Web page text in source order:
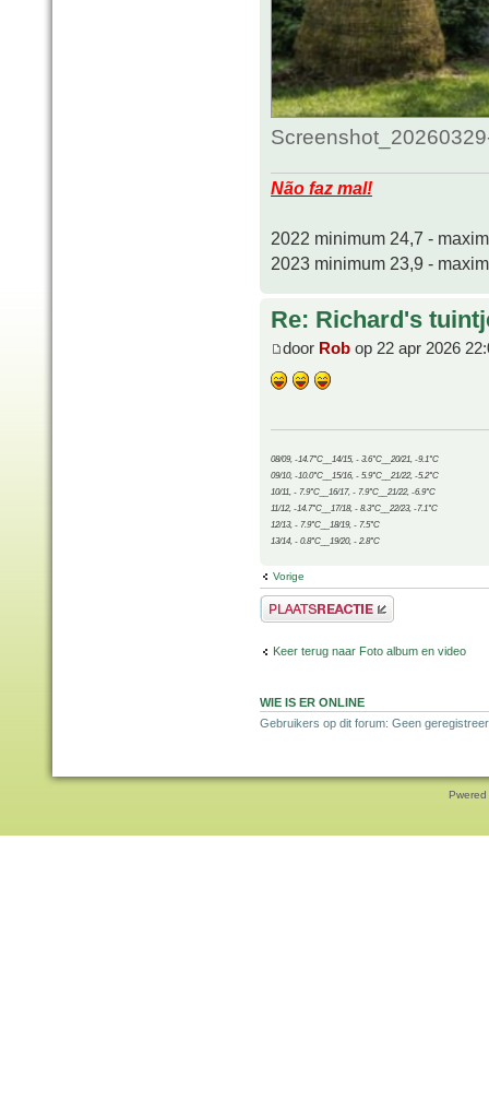
Não faz mal!
2022 minimum 24,7 -
2023 minimum 23,9 -
Re: Richard's
door Rob op 22 apr 2026
08/09, -14.7°C__14/15, - 3.6°C__20/21, -9.1°C
09/10, -10.0°C__15/16, - 5.9°C__21/22, -5.2°C
10/11, - 7.9°C__16/17, - 7.9°C__21/22, -6.9°C
11/12, -14.7°C__17/18, - 8.3°C__22/23, -7.1°C
12/13, - 7.9°C__18/19, - 7.5°C
13/14, - 0.8°C__19/20, - 2.8°C
Vorige
Plaats een reactie
Keer terug naar Foto album en video
WIE IS ER ONLINE
Gebruikers op dit forum: Geen